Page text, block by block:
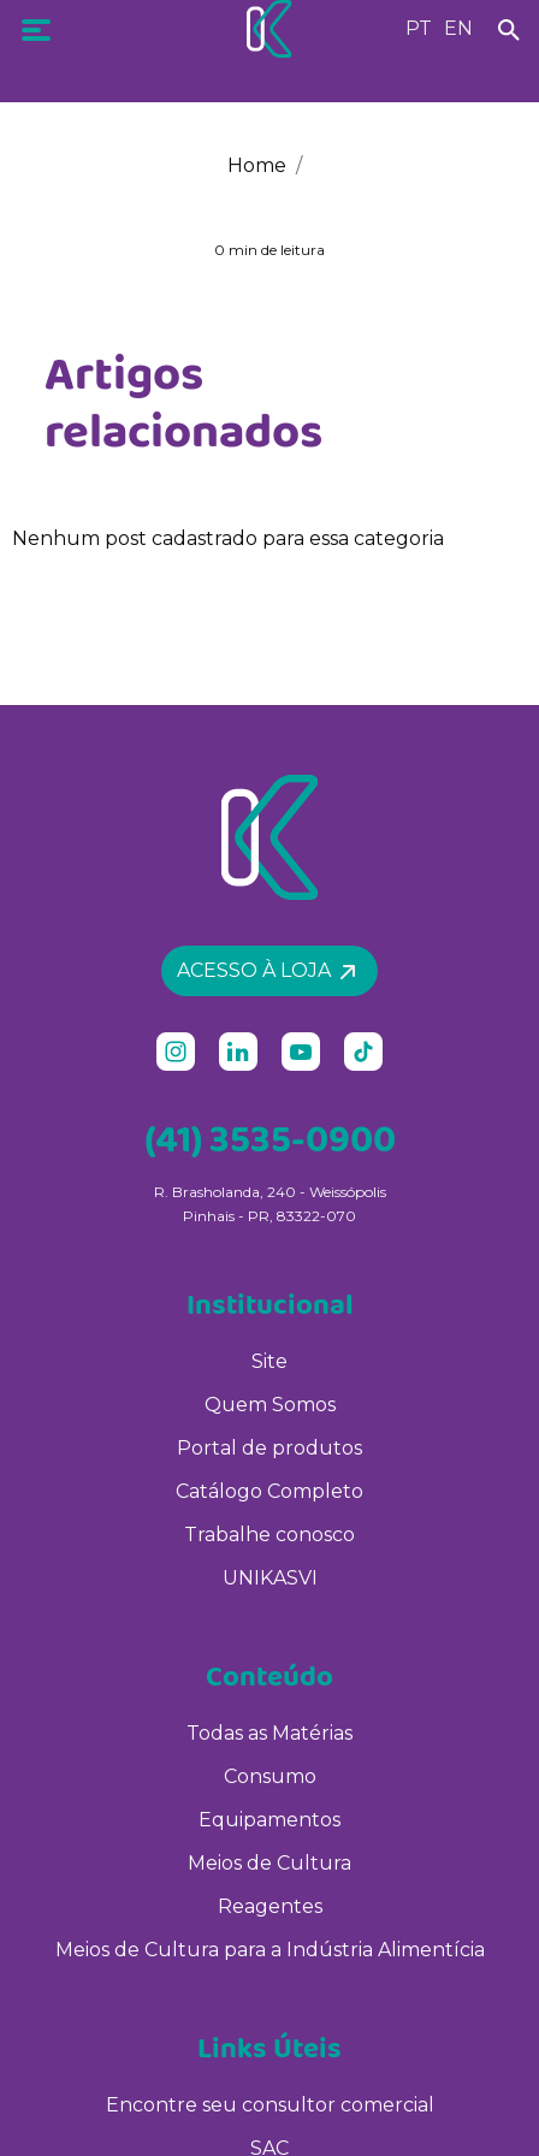
PT EN
Home
0 min de leitura
Artigos
relacionados
Nenhum post cadastrado para essa categoria
ACESSO À LOJA
(41) 3535-0900
R. Brasholanda, 240 - Weissópolis
Pinhais - PR, 83322-070
Institucional
Site
Quem Somos
Portal de produtos
Catálogo Completo
Trabalhe conosco
UNIKASVI
Conteúdo
Todas as Matérias
Consumo
Equipamentos
Meios de Cultura
Reagentes
Meios de Cultura para a Indústria Alimentícia
Links Úteis
Encontre seu consultor comercial
SAC